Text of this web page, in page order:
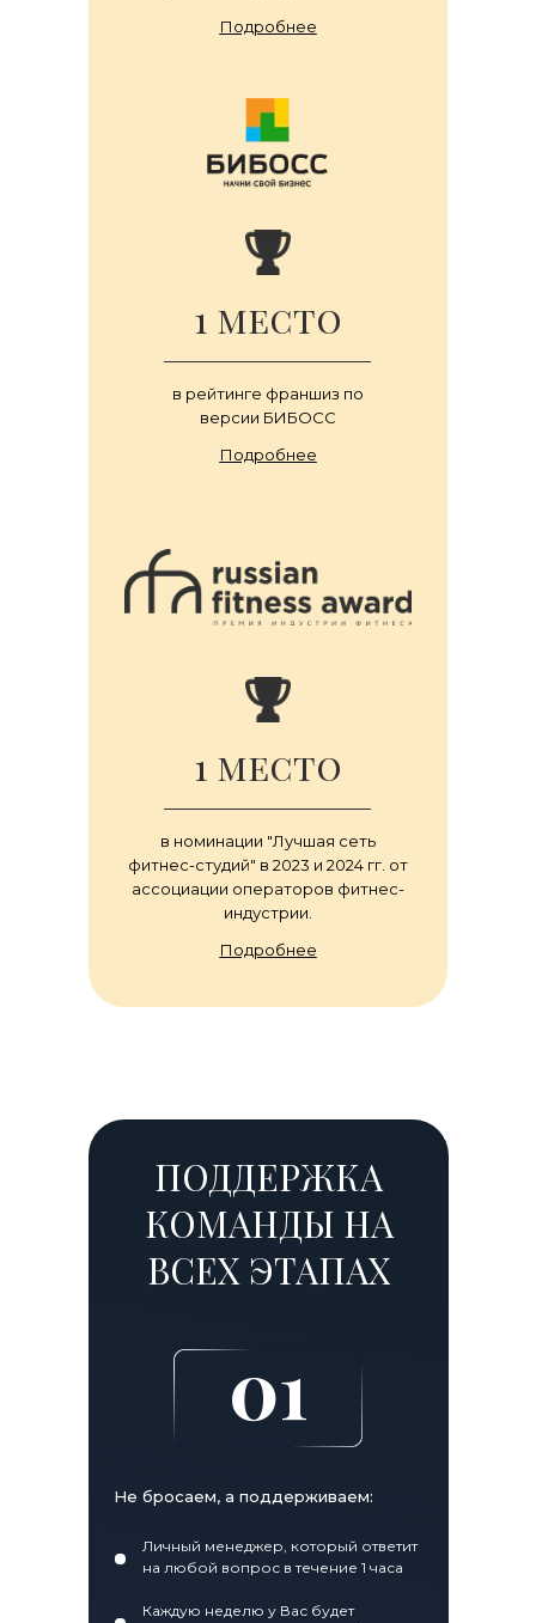
Подробнее
Подробнее
Подробнее
1 место
в рейтинге франшиз по
версии БИБОСС
1 место
в номинации "Лучшая сеть
фитнес-студий" в 2023 и 2024 гг. от
ассоциации операторов фитнес-
индустрии.
ПОДДЕРЖКА
КОМАНДЫ НА
ВСЕХ ЭТАПАХ
Не бросаем, а поддерживаем:
Личный менеджер, который ответит
на любой вопрос в течение 1 часа
Каждую неделю у Вас будет
01